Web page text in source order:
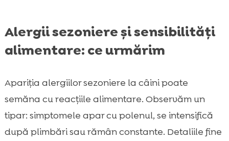
Alergii sezoniere și sensibilități
alimentare: ce urmărim
Apariția alergiilor sezoniere la câini poate
semăna cu reacțiile alimentare. Observăm un
tipar: simptomele apar cu polenul, se intensifică
după plimbări sau rămân constante. Detaliile fine